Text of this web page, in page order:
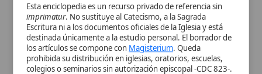
Citas y referencias
Modificado el 12 de octubre de 2025 •FideScore™ 4.55•Citar este
artículo•Paq. Scorm (LMS)•Sugerir mejora•Compartir artículo•
Imprimir artículo•Generar QR• Instalar aplicación
colaborar en la perfección de los artículos mediante el uso
del menú superior. Entrando a la enciclopedia confirma que
ha leído y acepta expresamente lapolítica de privacidady el
aviso legal
Aceptar y Entrar